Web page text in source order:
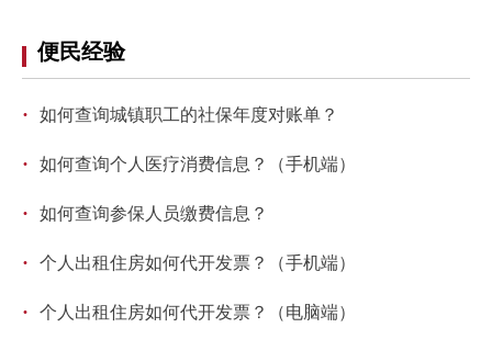
便民经验
· 如何查询城镇职工的社保年度对账单？
· 如何查询个人医疗消费信息？（手机端）
· 如何查询参保人员缴费信息？
· 个人出租住房如何代开发票？（手机端）
· 个人出租住房如何代开发票？（电脑端）